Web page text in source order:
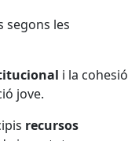
segons les
i la cohesió
jove.
recursos